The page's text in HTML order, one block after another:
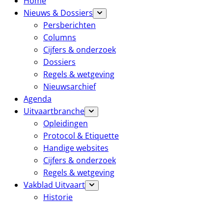
Nieuws & Dossiers
Persberichten
Columns
Cijfers & onderzoek
Dossiers
Regels & wetgeving
Nieuwsarchief
Agenda
Uitvaartbranche
Opleidingen
Protocol & Etiquette
Handige websites
Cijfers & onderzoek
Regels & wetgeving
Vakblad Uitvaart
Historie